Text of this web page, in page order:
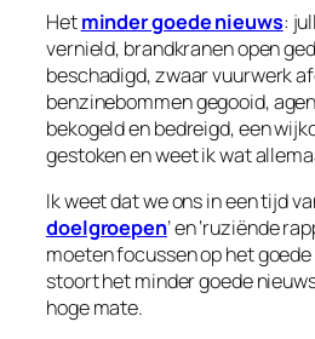
Hetminder goede nieuws:
vernield, brandkranen open
beschadigd, zwaar vuurwerk
benzinebommen gegooid,
bekogeld en bedreigd, een
gestoken en weet ik wat
Ik weet dat we ons in een tijd
doelgroepen’ en ‘ruziënde
moeten focussen op het
stoort het minder goede
hoge mate.